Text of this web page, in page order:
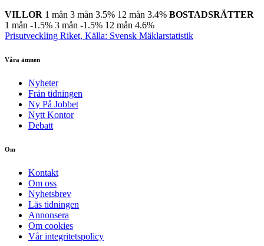
VILLOR 1 mån 3 mån 3.5% 12 mån 3.4% BOSTADSRÄTTER
1 mån -1.5% 3 mån -1.5% 12 mån 4.6%
Prisutveckling Riket, Källa: Svensk Mäklarstatistik
Våra ämnen
Nyheter
Från tidningen
Ny På Jobbet
Nytt Kontor
Debatt
Om
Kontakt
Om oss
Nyhetsbrev
Läs tidningen
Annonsera
Om cookies
Vår integritetspolicy